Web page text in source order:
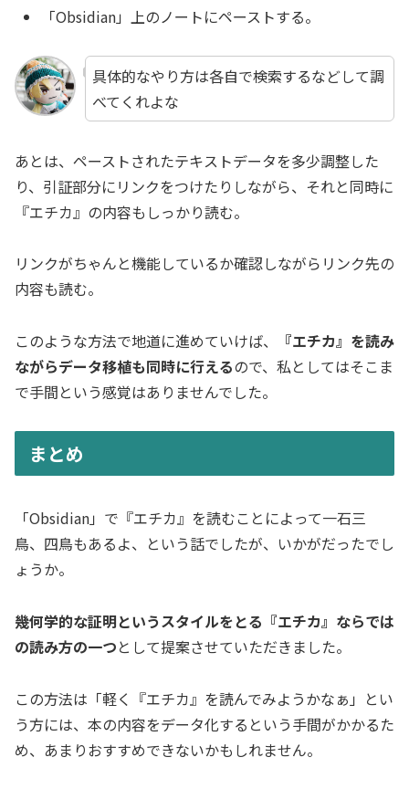
「Obsidian」上のノートにペーストする。
具体的なやり方は各自で検索するなどして調
べてくれよな
あとは、ペーストされたテキストデータを多少調整した
り、引証部分にリンクをつけたりしながら、それと同時に
『エチカ』の内容もしっかり読む。
リンクがちゃんと機能しているか確認しながらリンク先の
内容も読む。
このような方法で地道に進めていけば、
『エチカ』を読み
ながらデータ移植も同時に行えるので、私としてはそこま
で手間という感覚はありませんでした。
まとめ
「Obsidian」で『エチカ』を読むことによって一石三
鳥、四鳥もあるよ、という話でしたが、いかがだったでし
ょうか。
幾何学的な証明というスタイルをとる『エチカ』ならでは
の読み方の一つとして提案させていただきました。
この方法は「軽く『エチカ』を読んでみようかなぁ」とい
う方には、本の内容をデータ化するという手間がかかるた
め、あまりおすすめできないかもしれません。